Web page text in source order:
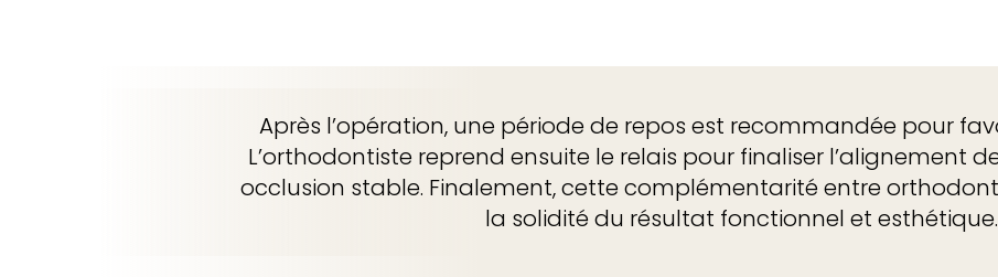
Après l’opération, une période de repos est recommandée pour
L’orthodontiste reprend ensuite le relais pour finaliser l’alignement
occlusion stable. Finalement, cette complémentarité entre
la solidité du résultat fonctionnel et esthétique.